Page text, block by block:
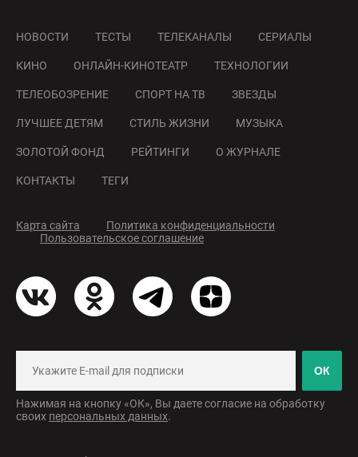
НОВОСТИ ТЕСТЫ ТЕЛЕКАНАЛЫ СЕРИАЛЫ
КИНО ОНЛАЙН-КИНОТЕАТР ТЕХНОЛОГИИ
ТЕЛЕОБОЗРЕНИЕ СПОРТ НА ТВ ЗВЕЗДЫ
ЛУЧШЕЕ ДЕТЯМ СТИЛЬ ЖИЗНИ МУЗЫКА
ЗОЛОТОЙ ФОНД РЕЙТИНГИ О ЖУРНАЛЕ
КОНТАКТЫ ТЕГИ
Карта сайта
Политика конфиденциальности
Пользовательское соглашение
ОК
Нажимая на кнопку «ОК», Вы даете согласие на обработку
своих персональных данных.